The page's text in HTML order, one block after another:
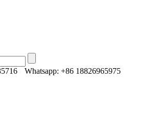
Whatsapp: +86 18826965975